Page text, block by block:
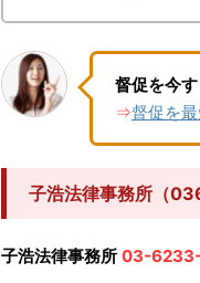
督促を今
⇒督促を
子浩法律事務所（
子浩法律事務所 03-